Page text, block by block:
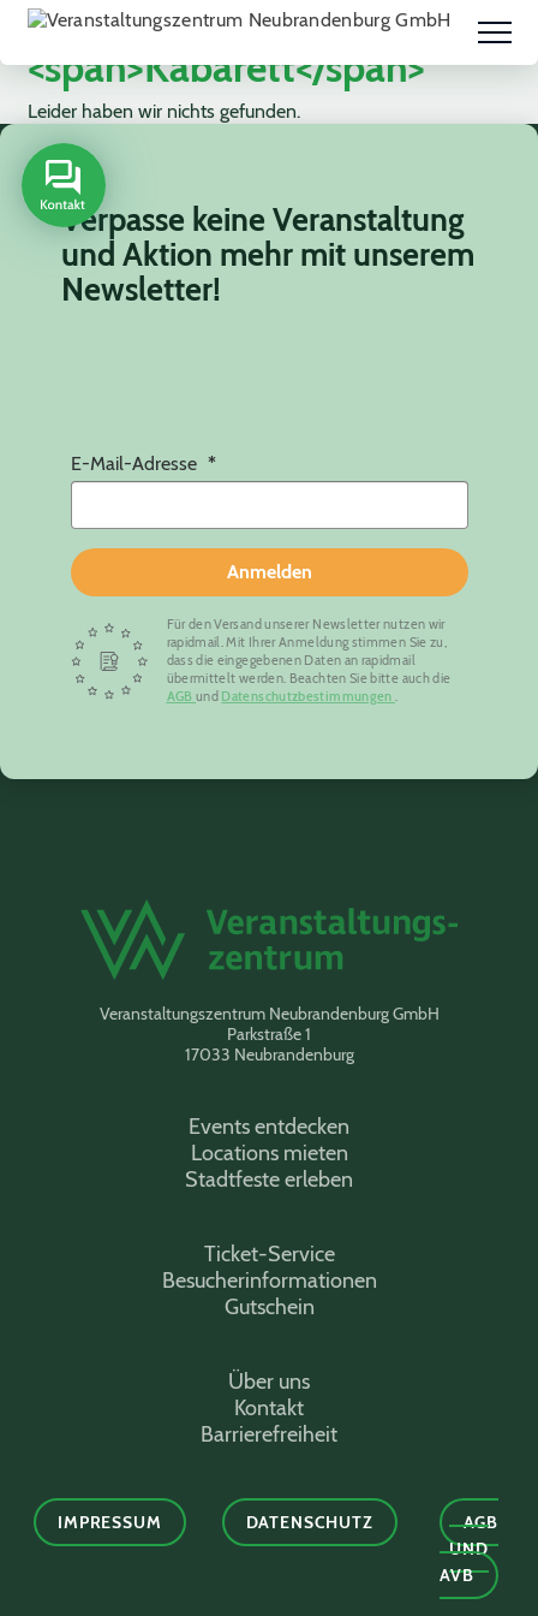
Schlagwort:
<span>Kabarett</span>
Leider haben wir nichts gefunden.
Verpasse keine Veranstaltung
und Aktion mehr mit unserem
Newsletter!
E-Mail-Adresse
Anmelden
Für den Versand unserer Newsletter nutzen wir
rapidmail. Mit Ihrer Anmeldung stimmen Sie zu,
dass die eingegebenen Daten an rapidmail
übermittelt werden. Beachten Sie bitte auch die
AGB und Datenschutzbestimmungen.
Veranstaltungszentrum Neubrandenburg GmbH
Parkstraße 1
17033 Neubrandenburg
Events entdecken
Locations mieten
Stadtfeste erleben
Ticket-Service
Besucherinformationen
Gutschein
Über uns
Kontakt
Barrierefreiheit
IMPRESSUM DATENSCHUTZ
AGB
UND
AVB